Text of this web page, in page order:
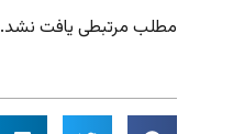
مطلب مرتبطی یافت نشد.